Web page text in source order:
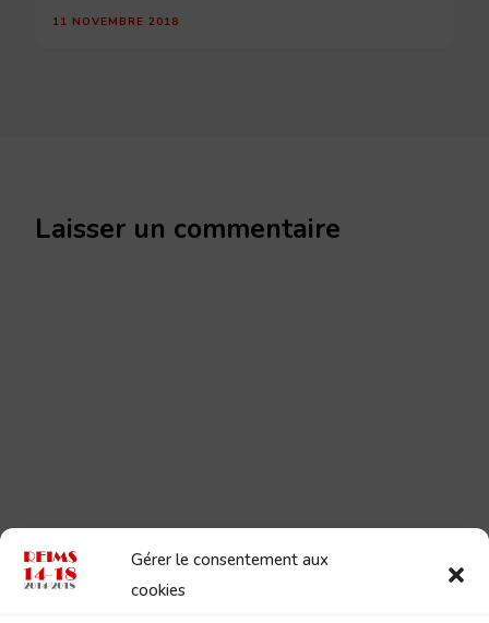
Gérer le consentement aux
cookies
11 NOVEMBRE 2018
Laisser un commentaire